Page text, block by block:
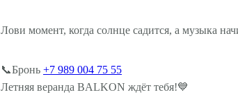
Лови момент, когда солнце садится, а музыка
📞Бронь ‪ +7 989 004 75 55‬
Летняя веранда BALKON ждёт тебя!💙